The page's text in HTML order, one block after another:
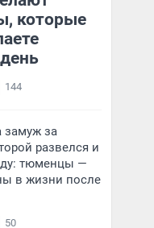
которые
144
за
развелся и
тюменцы —
в жизни после
50